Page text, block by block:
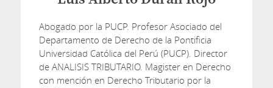
Abogado por la PUCP. Profesor Asociado del
Departamento de Derecho de la Pontificia
Universidad Católica del Perú (PUCP). Director
de ANALISIS TRIBUTARIO. Magister en Derecho
con mención en Derecho Tributario por la